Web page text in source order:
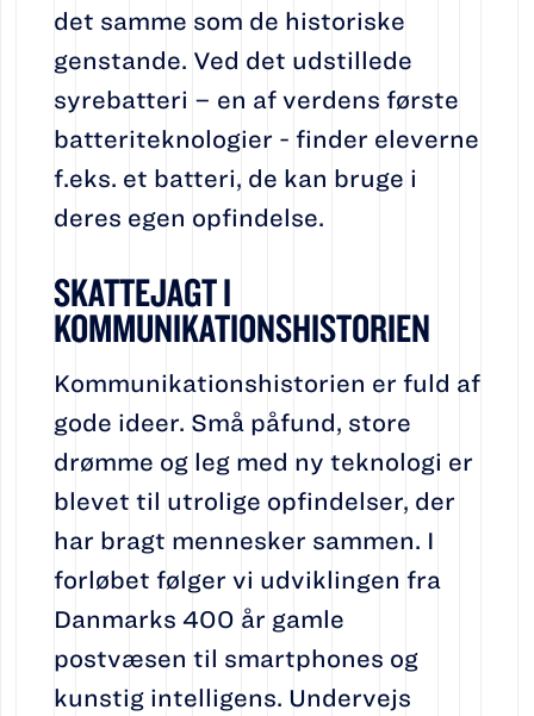
det samme som de historiske
genstande. Ved det udstillede
syrebatteri – en af verdens første
batteriteknologier - finder eleverne
f.eks. et batteri, de kan bruge i
deres egen opfindelse.
SKATTEJAGT I
KOMMUNIKATIONSHISTORIEN
Kommunikationshistorien er fuld af
gode ideer. Små påfund, store
drømme og leg med ny teknologi er
blevet til utrolige opfindelser, der
har bragt mennesker sammen. I
forløbet følger vi udviklingen fra
Danmarks 400 år gamle
postvæsen til smartphones og
kunstig intelligens. Undervejs